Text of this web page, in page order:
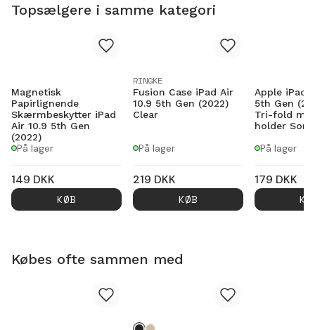
Topsælgere i samme kategori
Magnetisk
Papirlignende
Skærmbeskytter iPad
Air 10.9 5th Gen
(2022)
På lager
149 DKK
KØB
RINGKE
Fusion Case iPad Air
10.9 5th Gen (2022)
Clear
På lager
219 DKK
KØB
Apple iPad
5th Gen
Tri-fold
holder Sort
På lager
179 DKK
Købes ofte sammen med